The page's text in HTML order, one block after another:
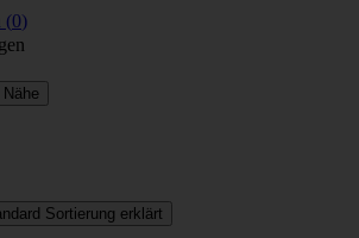
(0)
Sortierung erklärt